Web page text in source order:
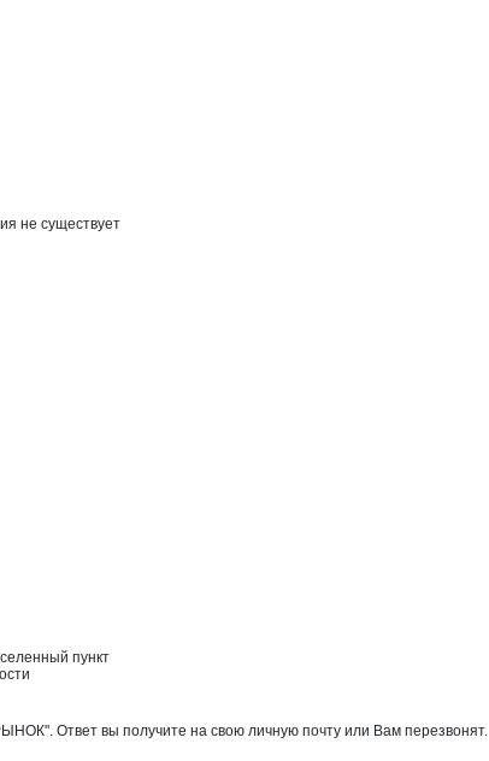
РЫНОК
ООО
на странице
не существует
пункт
Ответ вы получите на свою личную почту или Вам перезвонят.